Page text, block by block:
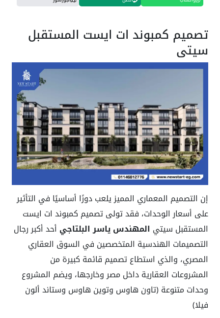
تصميم كمبوند ات ايست المستقبل
سيتي
إن التصميم المعماري المميز يلعب دورًا أساسيًا في التأثير
على أسعار الوحدات، فقد تولى تصميم كمبوند ات ايست
المستقبل سيتي المهندس ياسر البلتاجي أحد أكبر رجال
التصميمات الهندسية المتخصصين في السوق العقاري
المصري، والذي استطاع تصميم قائمة كبيرة من
المشروعات العقارية داخل مصر وخارجها، ويضم المشروع
وحدات متنوعة (تاون هاوس وتوين هاوس وستاند ألون
فيلا)